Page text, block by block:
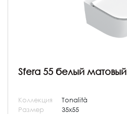
Sfera 55 белый матовый
Коллекция
Tonalità
Размер
35x55